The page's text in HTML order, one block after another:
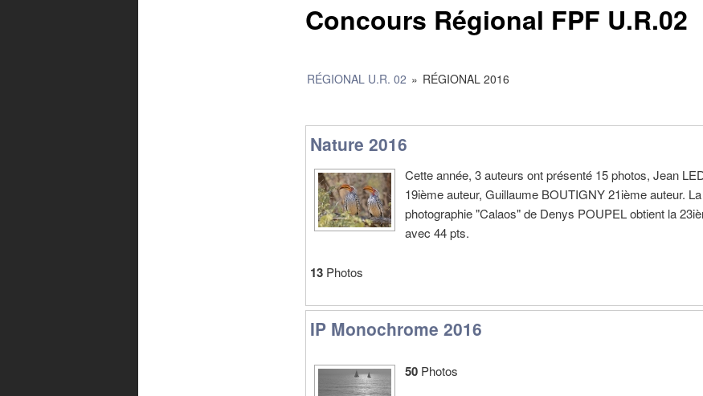
Concours Régional FPF U.R.02
RÉGIONAL U.R. 02 » RÉGIONAL 2016
Nature 2016
Cette année, 3 auteurs ont présenté 15 photos, Jean
19ième auteur, Guillaume BOUTIGNY 21ième auteur. La
photographie "Calaos" de Denys POUPEL obtient la
avec 44 pts.
13Photos
IP Monochrome 2016
50Photos